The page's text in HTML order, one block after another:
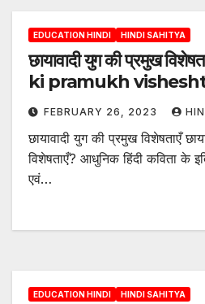
EDUCATION HINDI HINDI SAHITYA
छायावादी युग की प्रमुख
ki pramukh
FEBRUARY 26, 2023
छायावादी युग की प्रमुख विशेषताएँ
विशेषताएँ? आधुनिक हिंदी कविता के
एवं…
EDUCATION HINDI HINDI SAHITYA